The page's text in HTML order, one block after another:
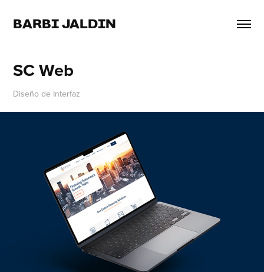
BARBI JALDIN
SC Web
Diseño de Interfaz